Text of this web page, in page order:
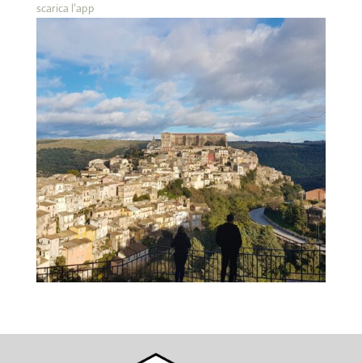
scarica l’app